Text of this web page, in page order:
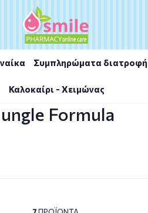
Συμπληρώματα
Καλοκαίρι - Χειμώνας
Formula